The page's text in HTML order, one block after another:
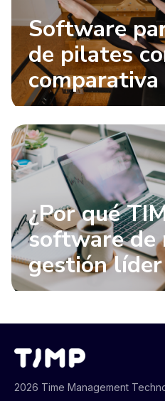
Software
de pilates
¿Por qué
software de
gestión líder
2026 Time Management